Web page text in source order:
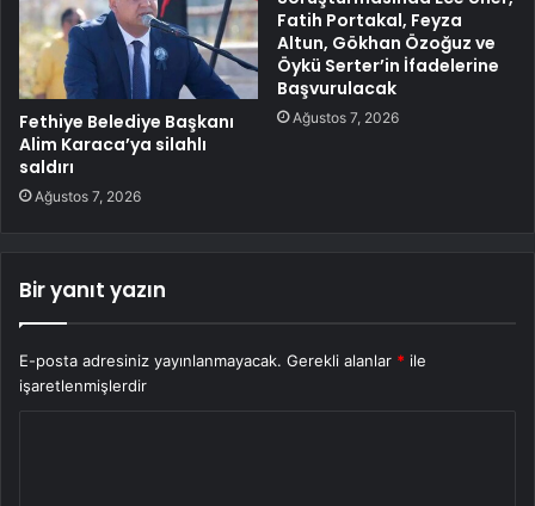
Fethiye Belediye Başkanı
Alim Karaca’ya silahlı
saldırı
Ağustos 7, 2026
Fatih Portakal, Feyza
Altun, Gökhan Özoğuz ve
Öykü Serter’in İfadelerine
Başvurulacak
Ağustos 7, 2026
Bir yanıt yazın
E-posta adresiniz yayınlanmayacak. Gerekli alanlar * ile
işaretlenmişlerdir